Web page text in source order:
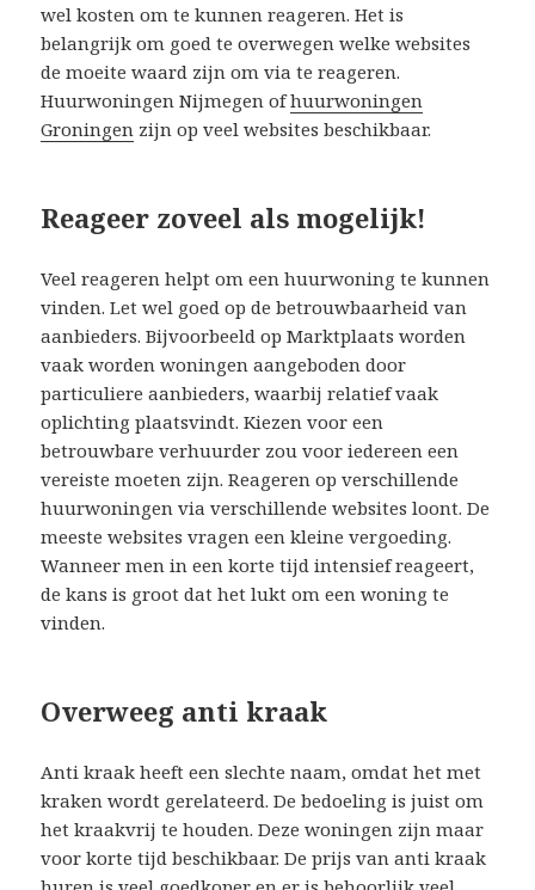
wel kosten om te kunnen reageren. Het is
belangrijk om goed te overwegen welke websites
de moeite waard zijn om via te reageren.
Huurwoningen Nijmegen ofhuurwoningen
Groningen zijn op veel websites beschikbaar.
Reageer zoveel als mogelijk!
Veel reageren helpt om een huurwoning te kunnen
vinden. Let wel goed op de betrouwbaarheid van
aanbieders. Bijvoorbeeld op Marktplaats worden
vaak worden woningen aangeboden door
particuliere aanbieders, waarbij relatief vaak
oplichting plaatsvindt. Kiezen voor een
betrouwbare verhuurder zou voor iedereen een
vereiste moeten zijn. Reageren op verschillende
huurwoningen via verschillende websites loont. De
meeste websites vragen een kleine vergoeding.
Wanneer men in een korte tijd intensief reageert,
de kans is groot dat het lukt om een woning te
vinden.
Overweeg anti kraak
Anti kraak heeft een slechte naam, omdat het met
kraken wordt gerelateerd. De bedoeling is juist om
het kraakvrij te houden. Deze woningen zijn maar
voor korte tijd beschikbaar. De prijs van anti kraak